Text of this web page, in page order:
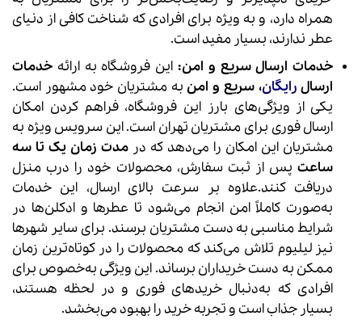
همراه دارد، و به ویژه برای افرادی که شناخت کافی از دنیای
عطر ندارند، بسیار مفید است.
خدمات ارسال سریع و امن:این فروشگاه به ارائه خدمات
ارسال رایگان، سریع و امن به مشتریان خود مشهور است.
یکی از ویژگی‌های بارز این فروشگاه، فراهم کردن امکان
ارسال فوری برای مشتریان تهران است. این سرویس ویژه به
مشتریان این امکان را می‌دهد که در مدت زمان یک تا سه
ساعتپس از ثبت سفارش، محصولات خود را درب منزل
دریافت کنند.علاوه بر سرعت بالای ارسال، این خدمات
به‌صورت کاملاً امن انجام می‌شود تا عطرها و ادکلن‌ها در
شرایط مناسبی به دست مشتریان برسند. برای سایر شهرها
نیز لیلیوم تلاش می‌کند که محصولات را در کوتاه‌ترین زمان
ممکن به دست خریداران برساند. این ویژگی به‌خصوص برای
افرادی که به‌دنبال خریدهای فوری و در لحظه هستند،
بسیار جذاب است و تجربه خرید را بهبود می‌بخشد.